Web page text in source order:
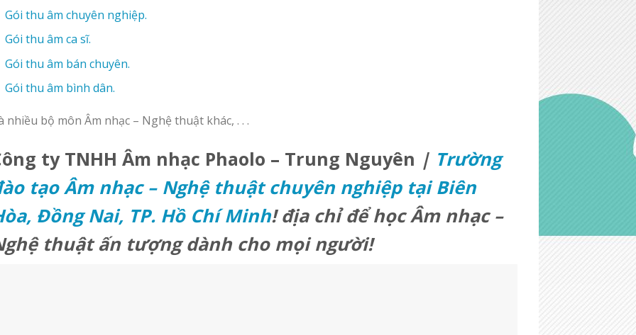
Gói thu âm chuyên nghiệp.
Gói thu âm ca sĩ.
Gói thu âm bán chuyên.
Gói thu âm bình dân.
nhiều bộ môn Âm nhạc – Nghệ thuật khác, . . .
ty TNHH Âm nhạc Phaolo – Trung Nguyên | Trường
tạo Âm nhạc – Nghệ thuật chuyên nghiệp tại Biên
Đồng Nai, TP. Hồ Chí Minh!địa chỉ để học Âm nhạc –
thuật ấn tượng dành cho mọi người!